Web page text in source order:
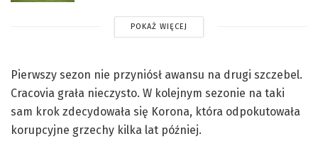
POKAŻ WIĘCEJ
Pierwszy sezon nie przyniósł awansu na drugi szczebel.
Cracovia grała nieczysto. W kolejnym sezonie na taki
sam krok zdecydowała się Korona, która odpokutowała
korupcyjne grzechy kilka lat później.